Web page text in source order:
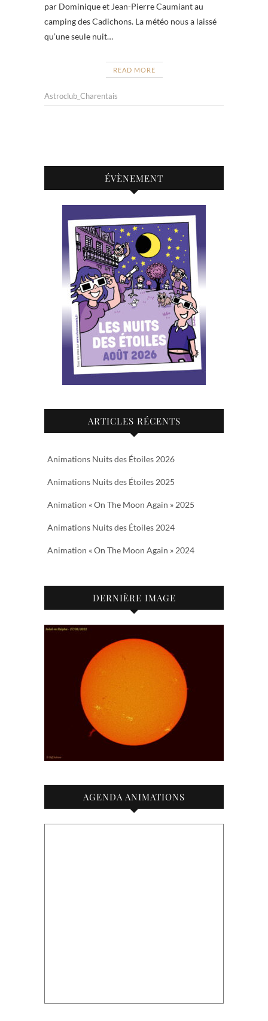
par Dominique et Jean-Pierre Caumiant au
camping des Cadichons. La météo nous a laissé
qu’une seule nuit…
READ MORE
Astroclub_Charentais
ÉVÈNEMENT
ARTICLES RÉCENTS
Animations Nuits des Étoiles 2026
Animations Nuits des Étoiles 2025
Animation « On The Moon Again » 2025
Animations Nuits des Étoiles 2024
Animation « On The Moon Again » 2024
DERNIÈRE IMAGE
AGENDA ANIMATIONS